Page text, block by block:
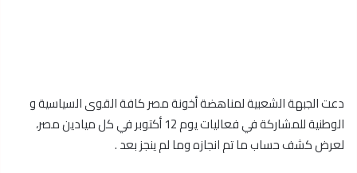
دعت الجبهة الشعبية لمناهضة أخونة مصر كافة القوى السياسية و
الوطنية للمشاركة في فعاليات يوم 12 أكتوبر في كل ميادين مصر،
لعرض كشف حساب ما تم انجازه وما لم ينجز بعد .